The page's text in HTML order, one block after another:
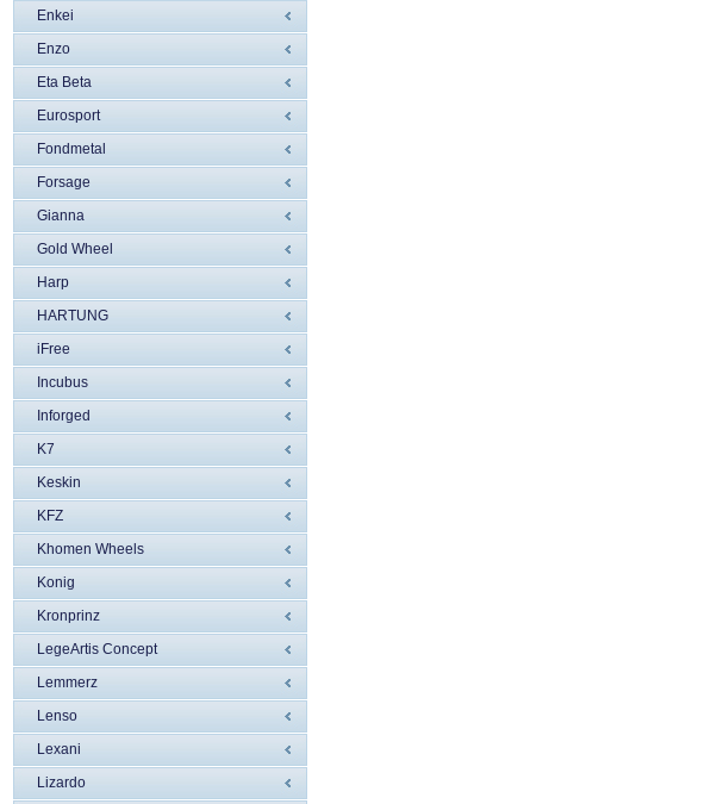
Enkei
Enzo
Eta Beta
Eurosport
Fondmetal
Forsage
Gianna
Gold Wheel
Harp
HARTUNG
iFree
Incubus
Inforged
K7
Keskin
KFZ
Khomen Wheels
Konig
Kronprinz
LegeArtis Concept
Lemmerz
Lenso
Lexani
Lizardo